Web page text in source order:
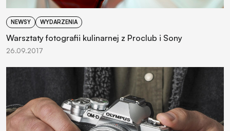
NEWSY WYDARZENIA
Warsztaty fotografii kulinarnej z Proclub i Sony
26.09.2017